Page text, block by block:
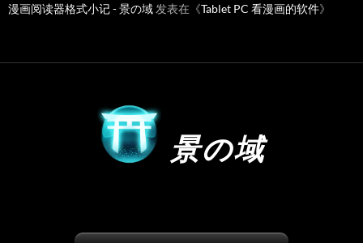
漫画阅读器格式小记 - 景の域 发表在《Tablet PC 看漫画的软件》
景の域